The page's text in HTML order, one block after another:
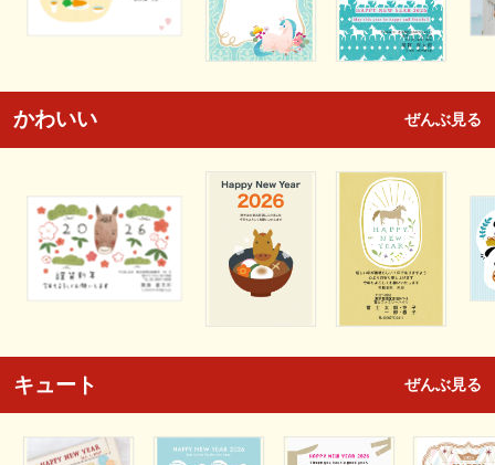
かわいい ぜんぶ見る
キュート ぜんぶ見る